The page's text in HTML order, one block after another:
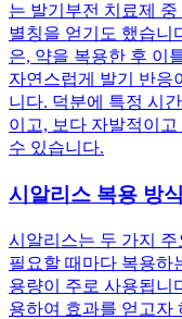
는 발기부전 치료제
별칭을 얻기도 했습니
은, 약을 복용한 후 이
자연스럽게 발기 반응
니다. 덕분에 특정 시
이고, 보다 자발적이
수 있습니다.
시알리스 복용 방
시알리스는 두 가지
필요할 때마다 복용하
용량이 주로 사용됩니
용하여 효과를 얻고자